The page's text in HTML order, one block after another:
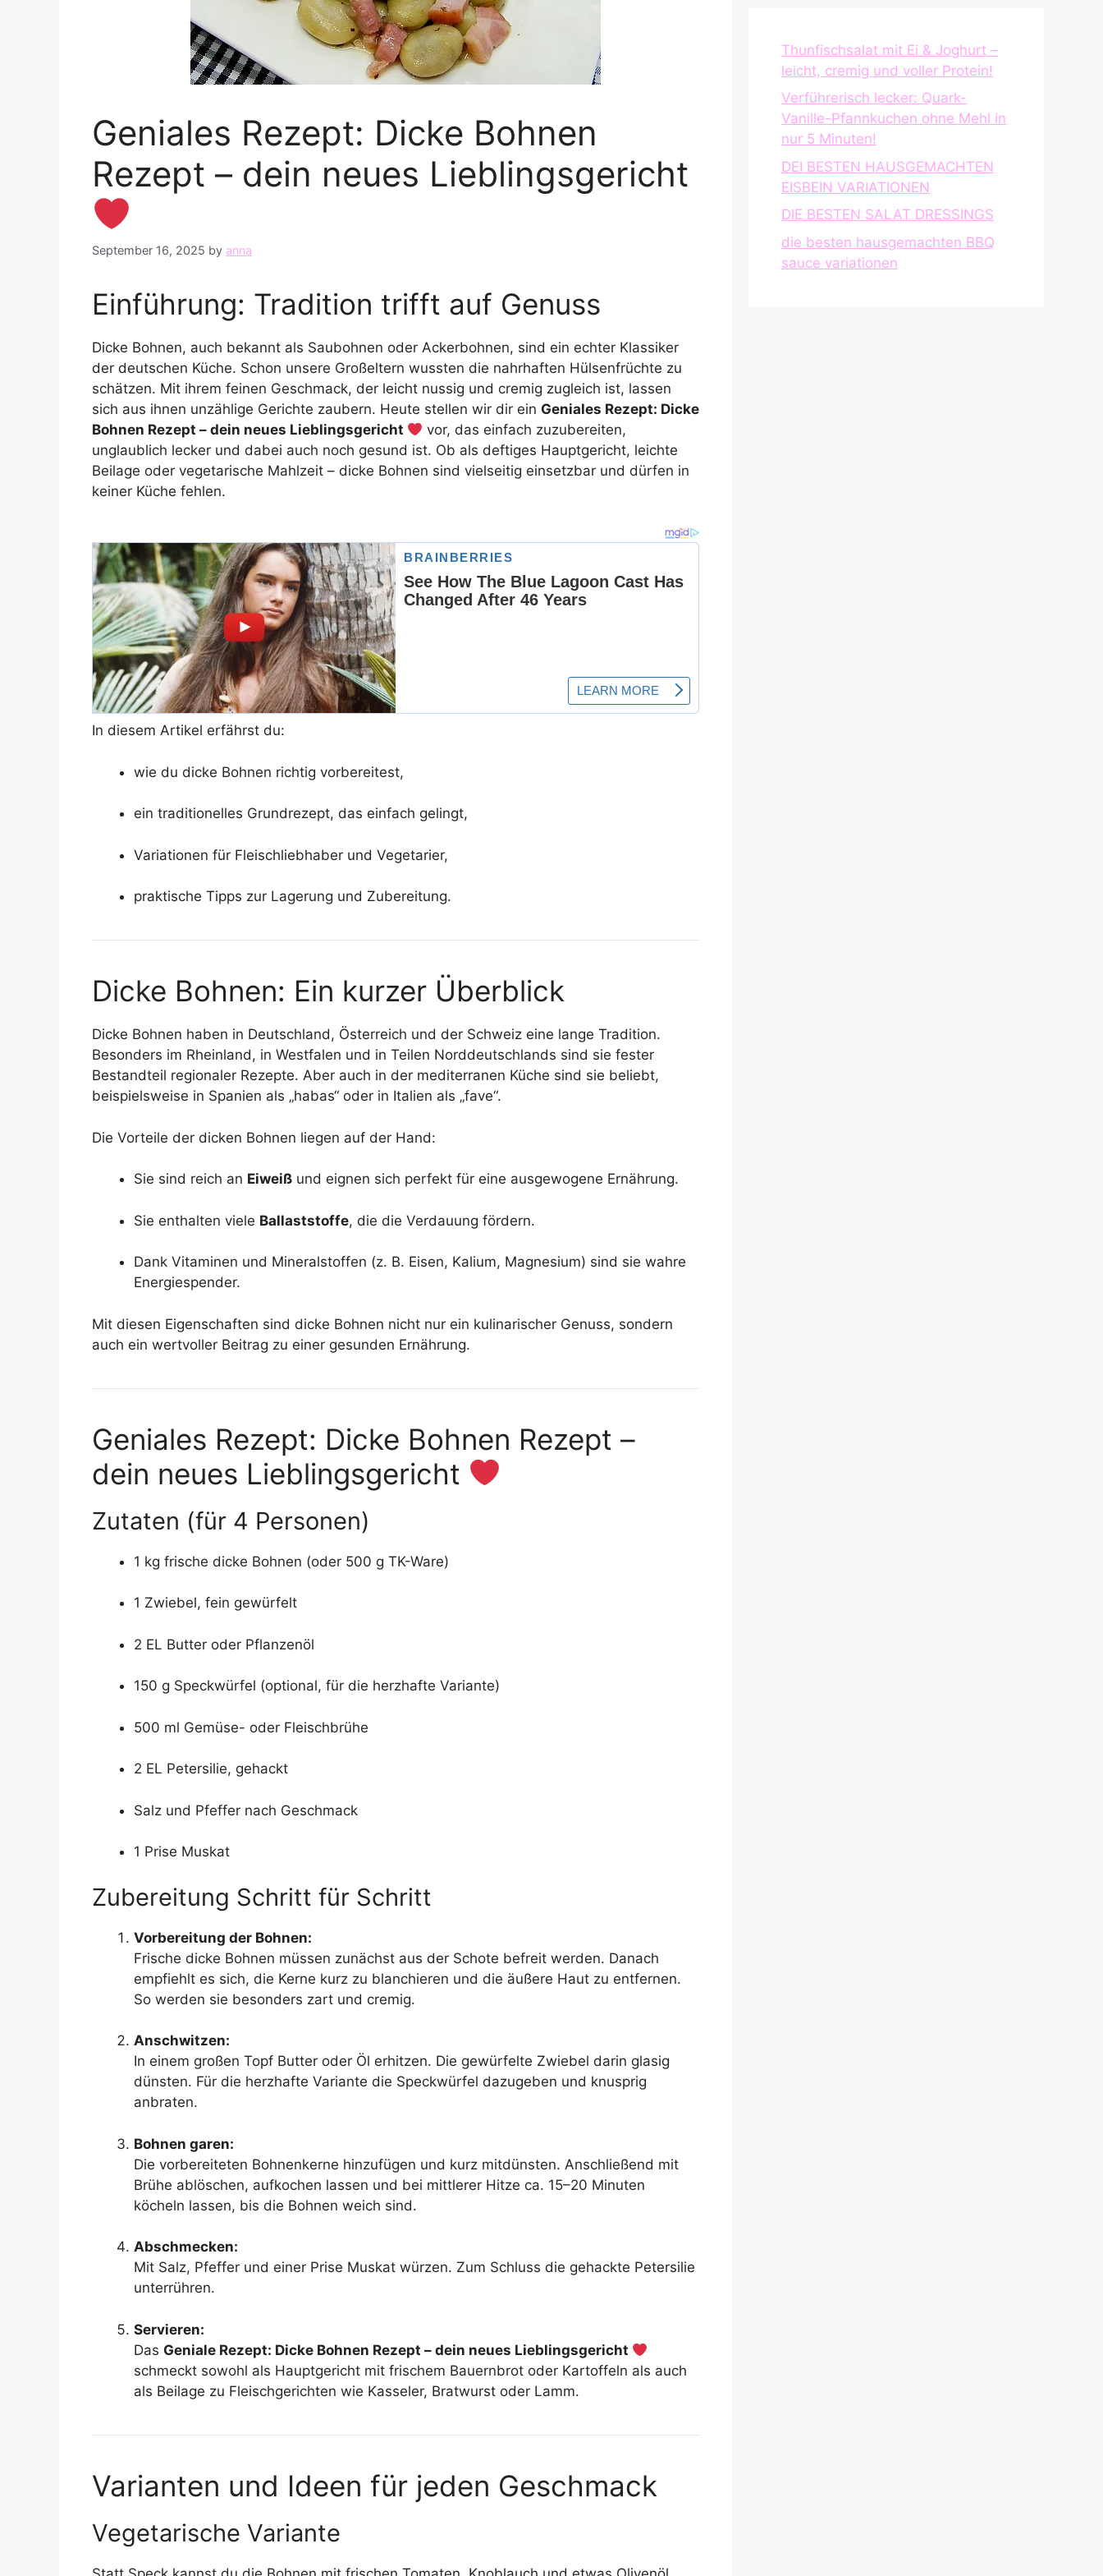
Geniales Rezept: Dicke Bohnen
Rezept – dein neues Lieblingsgericht
September 16, 2025 by anna
Einführung: Tradition trifft auf Genuss
Dicke Bohnen, auch bekannt als Saubohnen oder Ackerbohnen, sind ein echter Klassiker
der deutschen Küche. Schon unsere Großeltern wussten die nahrhaften Hülsenfrüchte zu
schätzen. Mit ihrem feinen Geschmack, der leicht nussig und cremig zugleich ist, lassen
sich aus ihnen unzählige Gerichte zaubern. Heute stellen wir dir ein Geniales Rezept: Dicke
Bohnen Rezept – dein neues Lieblingsgericht
vor, das einfach zuzubereiten,
unglaublich lecker und dabei auch noch gesund ist. Ob als deftiges Hauptgericht, leichte
Beilage oder vegetarische Mahlzeit – dicke Bohnen sind vielseitig einsetzbar und dürfen in
keiner Küche fehlen.
In diesem Artikel erfährst du:
wie du dicke Bohnen richtig vorbereitest,
ein traditionelles Grundrezept, das einfach gelingt,
Variationen für Fleischliebhaber und Vegetarier,
praktische Tipps zur Lagerung und Zubereitung.
Dicke Bohnen: Ein kurzer Überblick
Dicke Bohnen haben in Deutschland, Österreich und der Schweiz eine lange Tradition.
Besonders im Rheinland, in Westfalen und in Teilen Norddeutschlands sind sie fester
Bestandteil regionaler Rezepte. Aber auch in der mediterranen Küche sind sie beliebt,
beispielsweise in Spanien als „habas“ oder in Italien als „fave“.
Die Vorteile der dicken Bohnen liegen auf der Hand:
Sie sind reich an Eiweiß und eignen sich perfekt für eine ausgewogene Ernährung.
Sie enthalten viele Ballaststoffe, die die Verdauung fördern.
Dank Vitaminen und Mineralstoffen (z. B. Eisen, Kalium, Magnesium) sind sie wahre
Energiespender.
Mit diesen Eigenschaften sind dicke Bohnen nicht nur ein kulinarischer Genuss, sondern
auch ein wertvoller Beitrag zu einer gesunden Ernährung.
Geniales Rezept: Dicke Bohnen Rezept –
dein neues Lieblingsgericht
Zutaten (für 4 Personen)
1 kg frische dicke Bohnen (oder 500 g TK-Ware)
1 Zwiebel, fein gewürfelt
2 EL Butter oder Pflanzenöl
150 g Speckwürfel (optional, für die herzhafte Variante)
500 ml Gemüse- oder Fleischbrühe
2 EL Petersilie, gehackt
Salz und Pfeffer nach Geschmack
1 Prise Muskat
Zubereitung Schritt für Schritt
Vorbereitung der Bohnen:
Frische dicke Bohnen müssen zunächst aus der Schote befreit werden. Danach
empfiehlt es sich, die Kerne kurz zu blanchieren und die äußere Haut zu entfernen.
So werden sie besonders zart und cremig.
Anschwitzen:
In einem großen Topf Butter oder Öl erhitzen. Die gewürfelte Zwiebel darin glasig
dünsten. Für die herzhafte Variante die Speckwürfel dazugeben und knusprig
anbraten.
Bohnen garen:
Die vorbereiteten Bohnenkerne hinzufügen und kurz mitdünsten. Anschließend mit
Brühe ablöschen, aufkochen lassen und bei mittlerer Hitze ca. 15–20 Minuten
köcheln lassen, bis die Bohnen weich sind.
Abschmecken:
Mit Salz, Pfeffer und einer Prise Muskat würzen. Zum Schluss die gehackte Petersilie
unterrühren.
Servieren:
Das Geniale Rezept: Dicke Bohnen Rezept – dein neues Lieblingsgericht
schmeckt sowohl als Hauptgericht mit frischem Bauernbrot oder Kartoffeln als auch
als Beilage zu Fleischgerichten wie Kasseler, Bratwurst oder Lamm.
Varianten und Ideen für jeden Geschmack
Vegetarische Variante
Thunfischsalat mit Ei & Joghurt –
leicht, cremig und voller Protein!
Verführerisch lecker: Quark-
Vanille-Pfannkuchen ohne Mehl in
nur 5 Minuten!
DEI BESTEN HAUSGEMACHTEN
EISBEIN VARIATIONEN
DIE BESTEN SALAT DRESSINGS
die besten hausgemachten BBQ
sauce variationen